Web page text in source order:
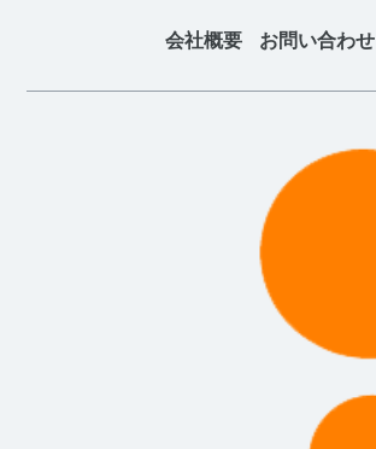
会社概要 お問い合わせ